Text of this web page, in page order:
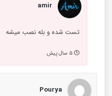
amir
تست شده و بله نصب میشه
Pourya